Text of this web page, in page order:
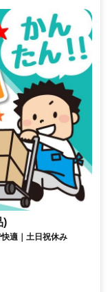
)
適｜土日祝休み